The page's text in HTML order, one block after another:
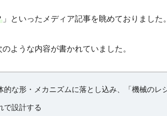
」といったメディア記事を眺めておりました。
ような内容が書かれていました。
な形・メカニズムに落とし込み、「機械のレ
で設計する